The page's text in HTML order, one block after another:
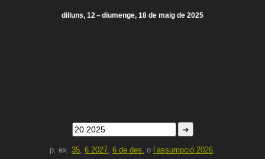
dilluns, 12 – diumenge, 18 de maig de 2025
➜
p. ex. 35, 6 2027, 6 de des. o l’assumpció 2026.